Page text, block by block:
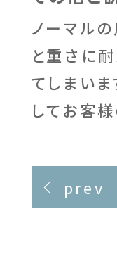
ノーマル
と重さに
てしまい
してお客
prev